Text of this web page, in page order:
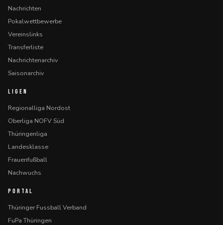
Nachrichten
Pokalwettbewerbe
Vereinslinks
Transferliste
Nachrichtenarchiv
Saisonarchiv
LIGEN
Regionalliga Nordost
Oberliga NOFV Süd
Thüringenliga
Landesklasse
Frauenfußball
Nachwuchs
PORTAL
Thüringer Fussball Verband
FuPa Thüringen